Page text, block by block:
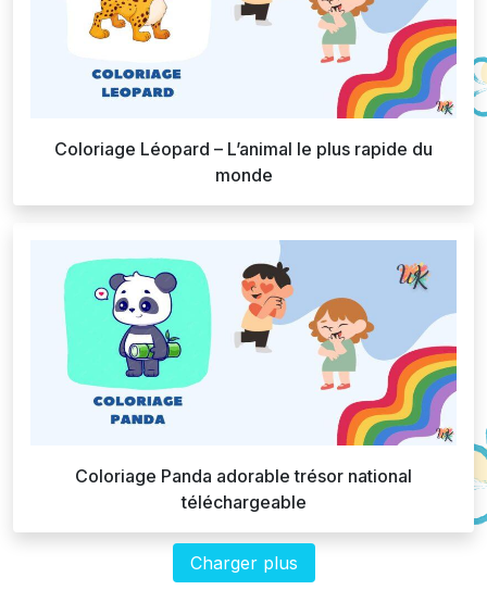
Coloriage Léopard – L’animal le plus rapide du
monde
Coloriage Panda adorable trésor national
téléchargeable
Charger plus